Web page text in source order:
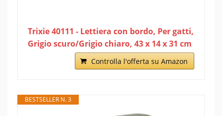
Trixie 40111 - Lettiera con bordo, Per gatti,
Grigio scuro/Grigio chiaro, 43 x 14 x 31 cm
Controlla l'offerta su Amazon
BESTSELLER N. 3